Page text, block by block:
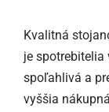
Kvalitná
je spotrebitelia
spoľahlivá a
vyššia